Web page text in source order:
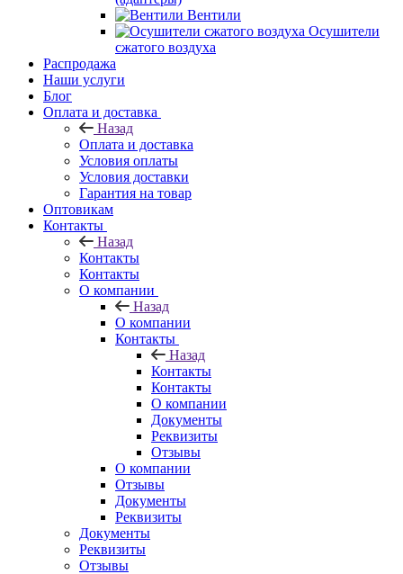
Вентили
Осушители
сжатого воздуха
Распродажа
Наши услуги
Блог
Оплата и доставка
Назад
Оплата и доставка
Условия оплаты
Условия доставки
Гарантия на товар
Оптовикам
Контакты
Назад
Контакты
Контакты
О компании
Назад
О компании
Контакты
Назад
Контакты
Контакты
О компании
Документы
Реквизиты
Отзывы
О компании
Отзывы
Документы
Реквизиты
Документы
Реквизиты
Отзывы